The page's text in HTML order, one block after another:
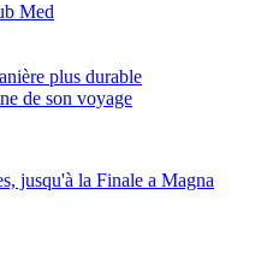
Med
plus durable
de son voyage
jusqu'à la Finale a Magna